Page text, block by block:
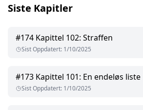
Siste Kapitler
#174 Kapittel 102: Straffen
Sist Oppdatert: 1/10/2025
#173 Kapittel 101: En endeløs liste
Sist Oppdatert: 1/10/2025